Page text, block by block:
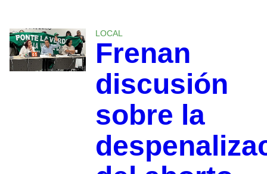
LOCAL
Frenan
discusión
sobre la